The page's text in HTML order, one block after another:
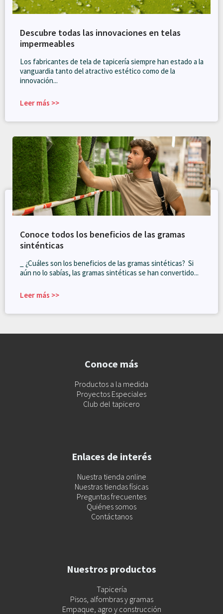
Descubre todas las innovaciones en telas
impermeables
Los fabricantes de tela de tapicería siempre han estado a la
vanguardia tanto del atractivo estético como de la
innovación...
Leer más >>
Conoce todos los beneficios de las gramas
sinténticas
_ ¿Cuáles son los beneficios de las gramas sintéticas? Si
aún no lo sabías, las gramas sintéticas se han convertido...
Leer más >>
Conoce más
Productos a la medida
Proyectos Especiales
Club del tapicero
Enlaces de interés
Nuestra tienda online
Nuestras tiendas físicas
Preguntas frecuentes
Quiénes somos
Contáctanos
Nuestros productos
Tapicería
Pisos, alfombras y gramas
Empaque, agro y construcción